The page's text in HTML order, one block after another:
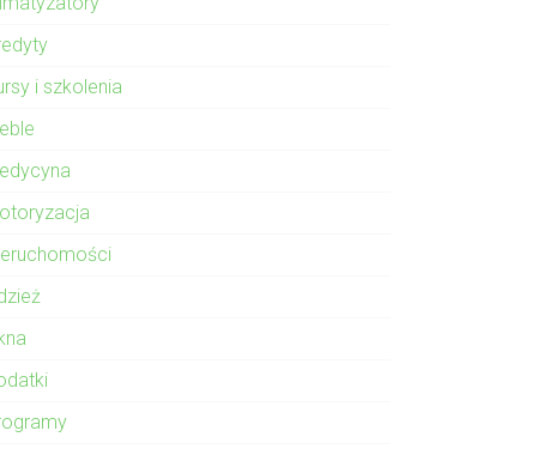
i szkolenia